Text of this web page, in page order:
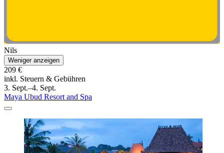
Nils
Weniger anzeigen
209 €
inkl. Steuern & Gebühren
3. Sept.–4. Sept.
Maya Ubud Resort and Spa